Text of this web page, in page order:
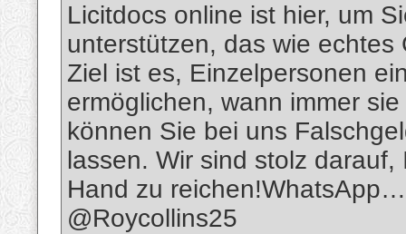
Licitdocs online ist hier, um
unterstützen, das wie
Ziel ist es, Einzelpersonen
ermöglichen, wann immer
können Sie bei uns
lassen. Wir sind stolz
Hand zu
@Roycollins25